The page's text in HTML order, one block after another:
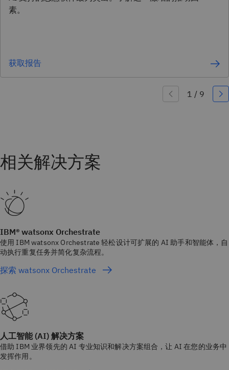
素。
获取报告
IBM® watsonx Orchestrate
使用 IBM watsonx Orchestrate 轻松设计可扩展的 AI 助手和智能体，自
动执行重复任务并简化复杂流程。
探索 watsonx Orchestrate
人工智能 (AI) 解决方案
借助 IBM 业界领先的 AI 专业知识和解决方案组合，让 AI 在您的业务中
发挥作用。